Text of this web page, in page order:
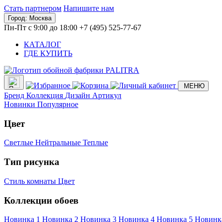
Стать партнером Напишите нам
Город: Москва
Пн-Пт с 9:00 до 18:00 +7 (495) 525-77-67
КАТАЛОГ
ГДЕ КУПИТЬ
МЕНЮ
Бренд Коллекция Дизайн Артикул
Новинки Популярное
Цвет
Светлые Нейтральные Теплые
Тип рисунка
Стиль комнаты Цвет
Коллекции обоев
Новинка 1 Новинка 2 Новинка 3 Новинка 4 Новинка 5